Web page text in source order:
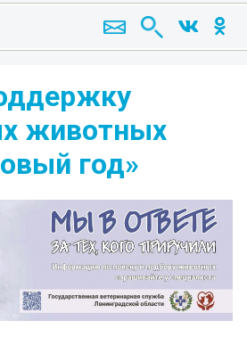
животных
год»